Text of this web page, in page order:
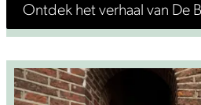
s
c
Ontdek het verhaal van De